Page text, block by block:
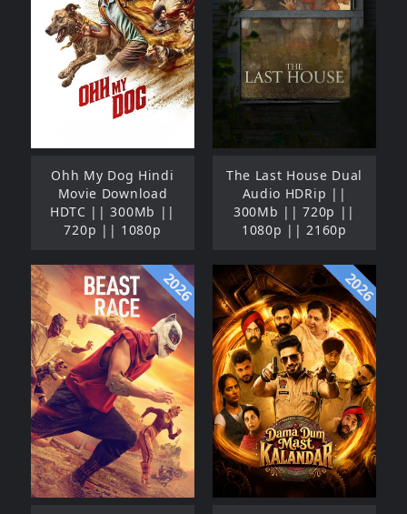
Ohh My Dog Hindi
Movie Download
HDTC || 300Mb ||
720p || 1080p
The Last House Dual
Audio HDRip ||
300Mb || 720p ||
1080p || 2160p
2026 2026